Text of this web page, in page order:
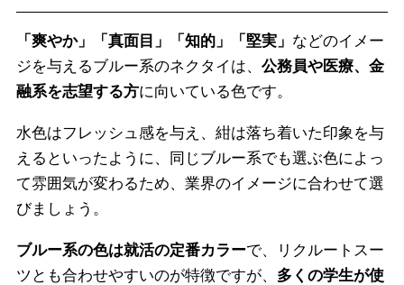
「爽やか」「真面目」「知的」「堅実」 などのイメー
ジを与えるブルー系のネクタイは、 公務員や医療、金
融系を志望する方に向いている色です。
水色はフレッシュ感を与え、紺は落ち着いた印象を与
えるといったように、同じブルー系でも選ぶ色によっ
て雰囲気が変わるため、業界のイメージに合わせて選
びましょう。
ブルー系の色は就活の定番カラーで、リクルートスー
ツとも合わせやすいのが特徴ですが、 多くの学生が使